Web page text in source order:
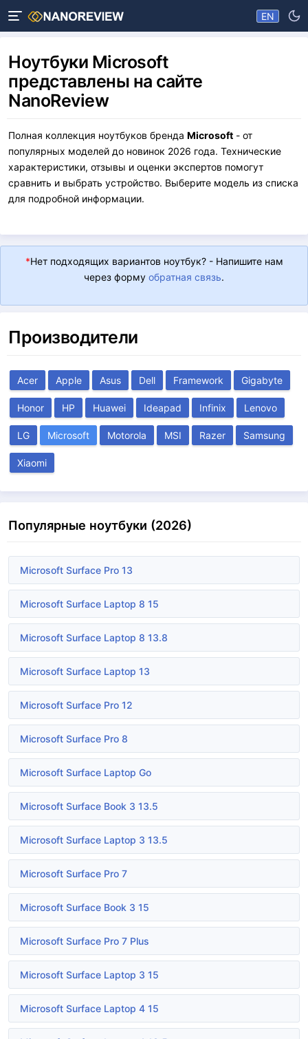
EN
Ноутбуки Microsoft
представлены на сайте
NanoReview
Полная коллекция ноутбуков бренда Microsoft - от
популярных моделей до новинок 2026 года. Технические
характеристики, отзывы и оценки экспертов помогут
сравнить и выбрать устройство. Выберите модель из списка
для подробной информации.
*Нет подходящих вариантов ноутбук? - Напишите нам
через форму обратная связь.
Производители
Acer Apple Asus Dell Framework Gigabyte
Honor HP Huawei Ideapad Infinix Lenovo
LG Microsoft Motorola MSI Razer Samsung
Xiaomi
Популярные ноутбуки (2026)
Microsoft Surface Pro 13
Microsoft Surface Laptop 8 15
Microsoft Surface Laptop 8 13.8
Microsoft Surface Laptop 13
Microsoft Surface Pro 12
Microsoft Surface Pro 8
Microsoft Surface Laptop Go
Microsoft Surface Book 3 13.5
Microsoft Surface Laptop 3 13.5
Microsoft Surface Pro 7
Microsoft Surface Book 3 15
Microsoft Surface Pro 7 Plus
Microsoft Surface Laptop 3 15
Microsoft Surface Laptop 4 15